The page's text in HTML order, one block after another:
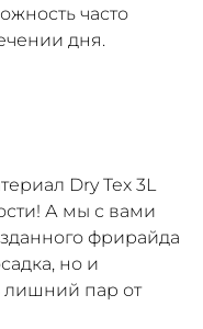
часто
дня.
Dry Tex 3L
А мы с вами
фрирайда
но и
лишний пар от